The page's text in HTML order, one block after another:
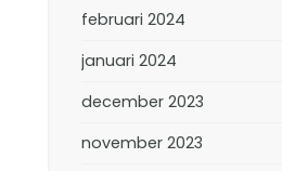
februari 2024
januari 2024
december 2023
november 2023